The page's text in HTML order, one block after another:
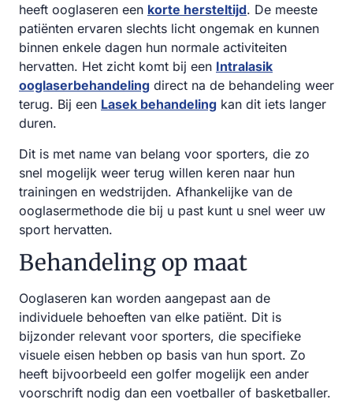
heeft ooglaseren een korte hersteltijd. De meeste
patiënten ervaren slechts licht ongemak en kunnen
binnen enkele dagen hun normale activiteiten
hervatten. Het zicht komt bij een Intralasik
ooglaserbehandeling direct na de behandeling weer
terug. Bij een Lasek behandeling kan dit iets langer
duren.
Dit is met name van belang voor sporters, die zo
snel mogelijk weer terug willen keren naar hun
trainingen en wedstrijden. Afhankelijke van de
ooglasermethode die bij u past kunt u snel weer uw
sport hervatten.
Behandeling op maat
Ooglaseren kan worden aangepast aan de
individuele behoeften van elke patiënt. Dit is
bijzonder relevant voor sporters, die specifieke
visuele eisen hebben op basis van hun sport. Zo
heeft bijvoorbeeld een golfer mogelijk een ander
voorschrift nodig dan een voetballer of basketballer.